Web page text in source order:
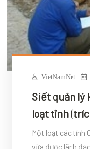
VietNamNet
Siết quản lý
loạt tỉnh
Một loạt các tỉnh
vừa được lãnh